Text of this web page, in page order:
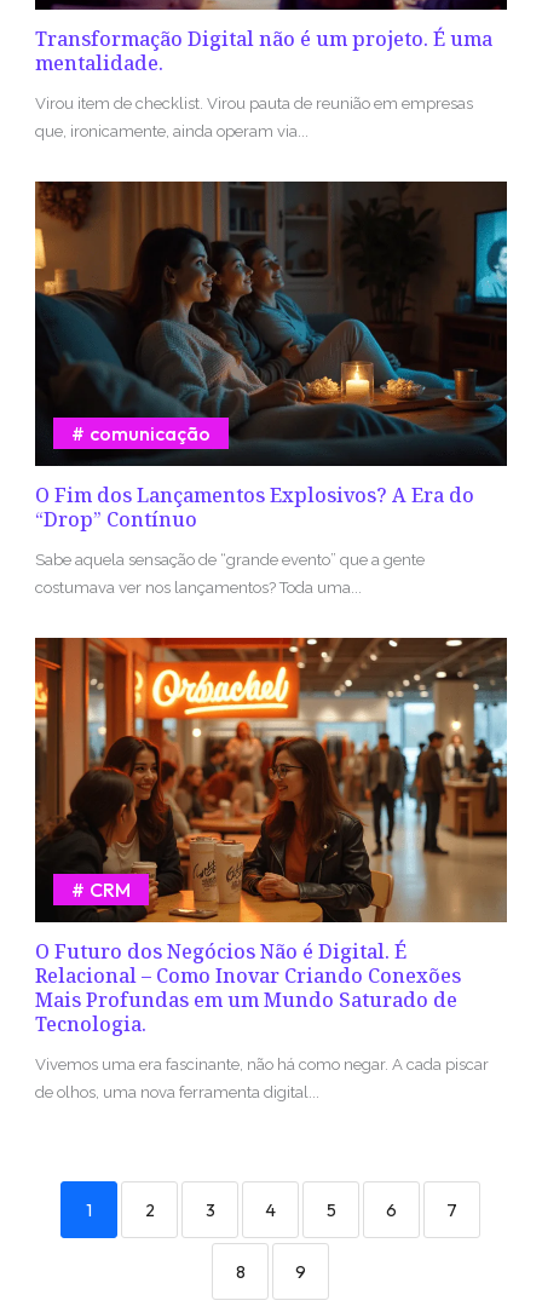
Transformação Digital não é um projeto. É uma
mentalidade.
Virou item de checklist. Virou pauta de reunião em empresas
que, ironicamente, ainda operam via...
O Fim dos Lançamentos Explosivos? A Era do
“Drop” Contínuo
comunicação
Sabe aquela sensação de “grande evento” que a gente
costumava ver nos lançamentos? Toda uma...
O Futuro dos Negócios Não é Digital. É
Relacional – Como Inovar Criando Conexões
Mais Profundas em um Mundo Saturado de
Tecnologia.
CRM
Vivemos uma era fascinante, não há como negar. A cada piscar
de olhos, uma nova ferramenta digital...
1 2 3 4 5 6 7
8 9